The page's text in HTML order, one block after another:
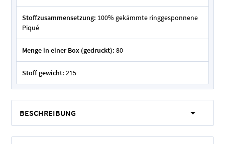
Stoffzusammensetzung: 100% gekämmte ringgesponnene
Piqué
Menge in einer Box (gedruckt): 80
Stoff gewicht: 215
BESCHREIBUNG